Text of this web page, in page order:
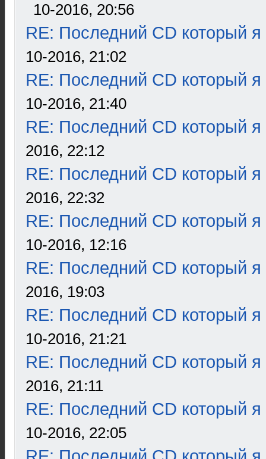
10-2016, 20:56
RE: Последний CD который я
10-2016, 21:02
RE: Последний CD который я
10-2016, 21:40
RE: Последний CD который я
2016, 22:12
RE: Последний CD который я
2016, 22:32
RE: Последний CD который я
10-2016, 12:16
RE: Последний CD который я
2016, 19:03
RE: Последний CD который я
10-2016, 21:21
RE: Последний CD который я
2016, 21:11
RE: Последний CD который я
10-2016, 22:05